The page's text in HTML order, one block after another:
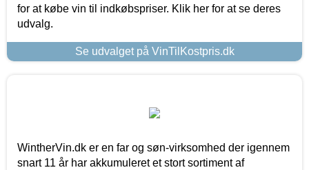
for at købe vin til indkøbspriser. Klik her for at se deres
udvalg.
Se udvalget på VinTilKostpris.dk
WintherVin.dk er en far og søn-virksomhed der igennem
snart 11 år har akkumuleret et stort sortiment af